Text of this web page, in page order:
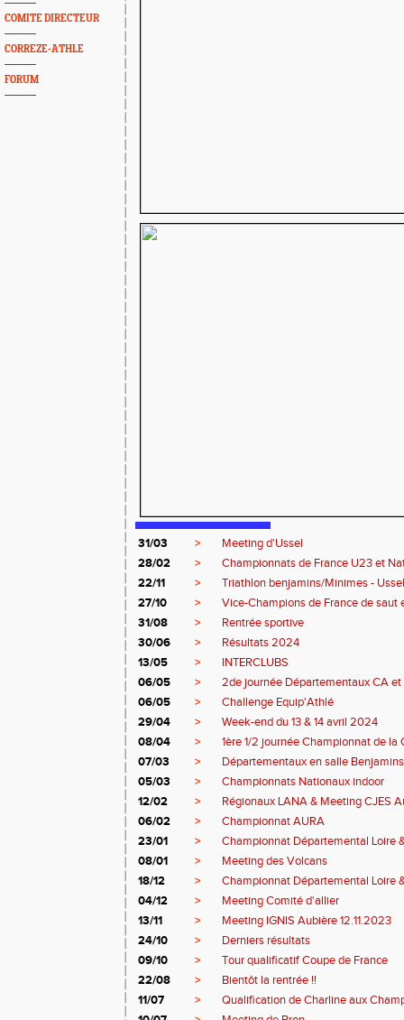
COMITE DIRECTEUR
CORREZE-ATHLE
FORUM
31/03 >
Meeting d'Ussel
28/02
>
Championnats de France U23 et
22/11
>
Triathlon benjamins/Minimes - Ussel
27/10
>
Vice-Champions de France de saut
31/08
>
Rentrée sportive
30/06
>
Résultats 2024
13/05
>
INTERCLUBS
06/05
>
2de journée Départementaux CA et
06/05
>
Challenge Equip'Athlé
29/04
>
Week-end du 13 & 14 avril 2024
08/04
>
1ère 1/2 journée Championnat de la
07/03
>
Départementaux en salle
05/03
>
Championnats Nationaux indoor
12/02
>
Régionaux LANA & Meeting CJES
06/02
>
Championnat AURA
23/01
>
Championnat Départemental Loire
08/01
>
Meeting des Volcans
18/12
>
Championnat Départemental Loire
04/12
>
Meeting Comité d'allier
13/11
>
Meeting IGNIS Aubière 12.11.2023
24/10
>
Derniers résultats
09/10
>
Tour qualificatif Coupe de France
22/08
>
Bientôt la rentrée !!
11/07
>
Qualification de Charline aux